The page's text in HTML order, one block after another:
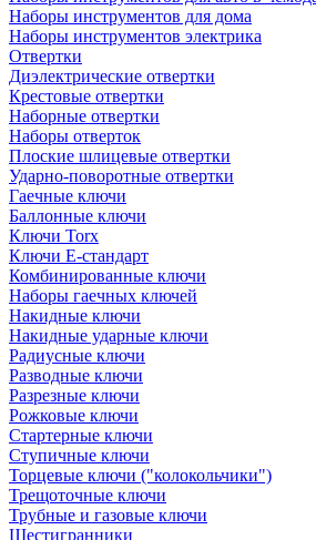
Наборы инструментов для дома
Наборы инструментов электрика
Отвертки
Диэлектрические отвертки
Крестовые отвертки
Наборные отвертки
Наборы отверток
Плоские шлицевые отвертки
Ударно-поворотные отвертки
Гаечные ключи
Баллонные ключи
Ключи Torx
Ключи Е-стандарт
Комбинированные ключи
Наборы гаечных ключей
Накидные ключи
Накидные ударные ключи
Радиусные ключи
Разводные ключи
Разрезные ключи
Рожковые ключи
Стартерные ключи
Ступичные ключи
Торцевые ключи ("колокольчики")
Трещоточные ключи
Трубные и газовые ключи
Шестигранники